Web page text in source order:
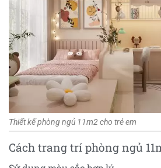
Thiết kế phòng ngủ 11m2 cho trẻ em
Cách trang trí phòng ngủ